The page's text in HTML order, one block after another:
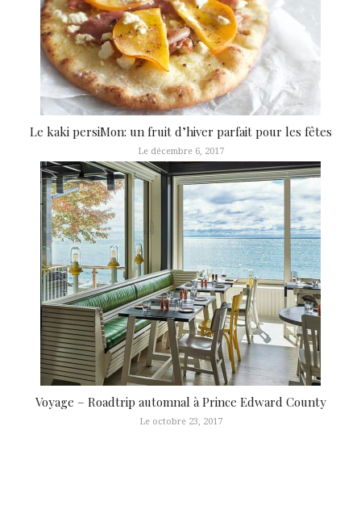
Le kaki persiMon: un fruit d’hiver parfait pour les fêtes
Le décembre 6, 2017
Voyage – Roadtrip automnal à Prince Edward County
Le octobre 23, 2017